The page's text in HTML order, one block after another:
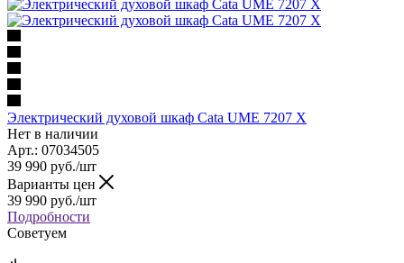
Электрический духовой шкаф Cata UME 7207 X
Нет в наличии
Арт.: 07034505
39 990 руб./шт
Варианты цен
39 990 руб./шт
Подробности
Советуем